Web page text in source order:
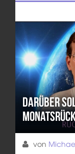
Darüber
von